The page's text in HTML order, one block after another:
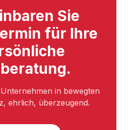
Sie
für Ihre
in bewegten
ehrlich, überzeugend.